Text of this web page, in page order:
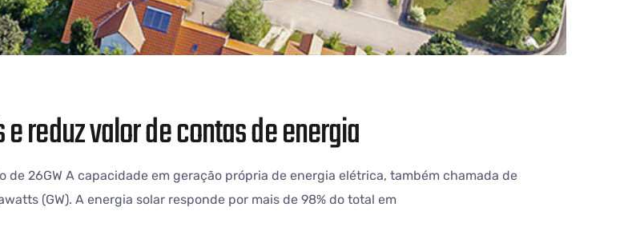
reduz valor de contas de energia
26GW A capacidade em geração própria de energia elétrica, também chamada de
(GW). A energia solar responde por mais de 98% do total em